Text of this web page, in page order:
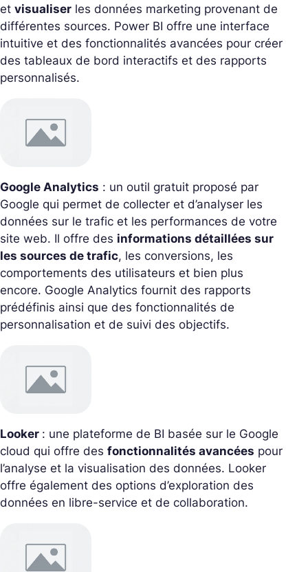
et visualiser les données marketing provenant de
différentes sources. Power BI offre une interface
intuitive et des fonctionnalités avancées pour créer
des tableaux de bord interactifs et des rapports
personnalisés.
Google Analytics : un outil gratuit proposé par
Google qui permet de collecter et d’analyser les
données sur le trafic et les performances de votre
site web. Il offre des informations détaillées sur
les sources de trafic, les conversions, les
comportements des utilisateurs et bien plus
encore. Google Analytics fournit des rapports
prédéfinis ainsi que des fonctionnalités de
personnalisation et de suivi des objectifs.
Looker : une plateforme de BI basée sur le Google
cloud qui offre des fonctionnalités avancées pour
l’analyse et la visualisation des données. Looker
offre également des options d’exploration des
données en libre-service et de collaboration.